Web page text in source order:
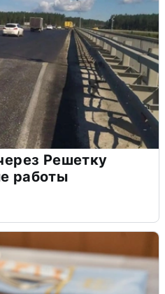
Решетку
работы